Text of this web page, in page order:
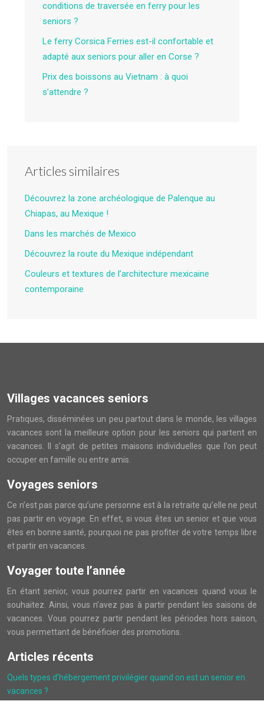
conditions de traversée en ferry pour les
seniors ?
Le ferry Corsica Ferries est-il confortable et
adapté aux seniors pour aller en Corse ?
Prix des boissons au Vietnam : à quoi
s’attendre ?
Articles similaires
Découvrez la zone archéologique de Palenque au
Chiapas, au Mexique !
Dans les marchés de Mexico
Découvrez la route du Mexique indépendant
Couleurs et textures de l’architecture mexicaine
contemporaine
Villages vacances seniors
Pratiques, disséminées un peu partout dans le monde, les villages
vacances sont la meilleure option pour les seniors qui partent en
vacances. Il s’agit de petites maisons individuelles que l’on peut
occuper en famille ou entre amis.
Voyages seniors
Ce n’est pas parce qu’une personne est à la retraite qu’elle ne peut
pas partir en voyage. En effet, si vous êtes un senior et que vous
êtes en bonne santé, pourquoi ne pas profiter de votre temps libre
et partir en vacances.
Voyager toute l’année
En étant senior, vous pourrez partir en vacances quand vous le
souhaitez. Ainsi, vous n’avez pas à partir pendant les saisons de
vacances. Vous pourrez partir pendant les périodes hors saison,
vous permettant de bénéficier des promotions.
Articles récents
Quels types d’hébergement privilégier quand on est un senior en
vacances ?